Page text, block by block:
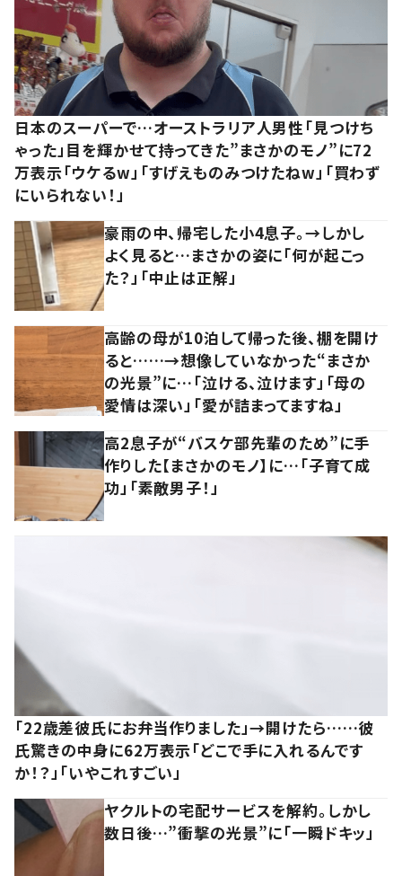
日本のスーパーで…オーストラリア人男性「見つけち
ゃった」目を輝かせて持ってきた”まさかのモノ”に72
万表示「ウケるw」「すげえものみつけたねw」「買わず
にいられない！」
豪雨の中、帰宅した小4息子。→しかし
よく見ると…まさかの姿に「何が起こっ
た？」「中止は正解」
高齢の母が10泊して帰った後、棚を開け
ると……→想像していなかった“まさか
の光景”に…「泣ける、泣けます」「母の
愛情は深い」「愛が詰まってますね」
高2息子が“バスケ部先輩のため”に手
作りした【まさかのモノ】に…「子育て成
功」「素敵男子！」
「22歳差彼氏にお弁当作りました」→開けたら……彼
氏驚きの中身に62万表示「どこで手に入れるんです
か！？」「いやこれすごい」
ヤクルトの宅配サービスを解約。しかし
数日後…”衝撃の光景”に「一瞬ドキッ」